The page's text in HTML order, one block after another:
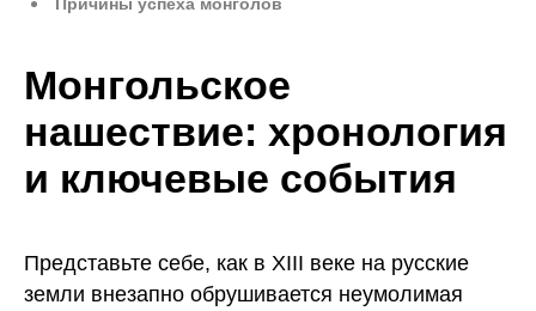
Монгольское
нашествие: хронология
и ключевые события
Представьте себе, как в XIII веке на русские
земли внезапно обрушивается неумолимая